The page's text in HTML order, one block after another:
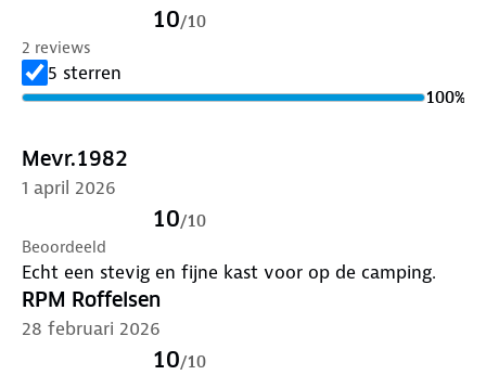
10/10
2 reviews
5 sterren
100%
Mevr.1982
1 april 2026
10/10
Beoordeeld
Echt een stevig en fijne kast voor op de camping.
RPM Roffelsen
28 februari 2026
10/10